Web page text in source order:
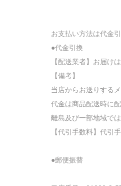
お支払い方法は代金
●代金引換
【配送業者】お届け
【備考】
当店からお送りする
代金は商品配送時に
離島及び一部地域で
【代引手数料】代引
●郵便振替